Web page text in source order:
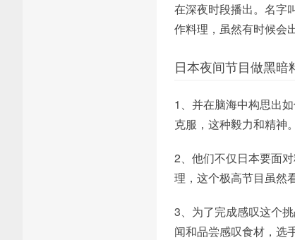
在深夜时段播出。名字
作料理，虽然有时候会
日本夜间节目做黑暗
1、并在脑海中构思出
克服，这种毅力和精神。
2、他们不仅日本要面
理，这个极高节目虽然
3、为了完成感叹这个
闻和品尝感叹食材，选